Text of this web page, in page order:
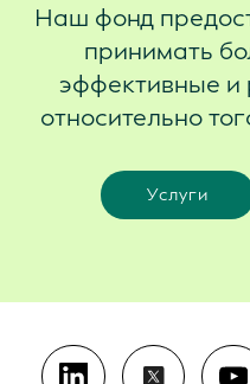
Наш фонд
принимать
эффективные и
относительно
Услуги